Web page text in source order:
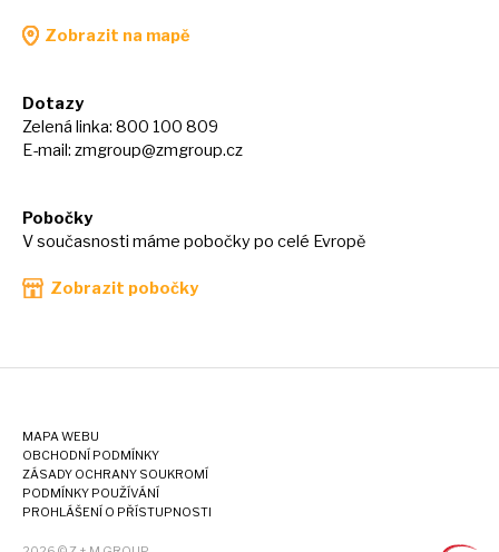
Zobrazit na mapě
Dotazy
Zelená linka: 800 100 809
E-mail: zmgroup@zmgroup.cz
Pobočky
V současnosti máme pobočky po celé Evropě
Zobrazit pobočky
MAPA WEBU
OBCHODNÍ PODMÍNKY
ZÁSADY OCHRANY SOUKROMÍ
PODMÍNKY POUŽÍVÁNÍ
PROHLÁŠENÍ O PŘÍSTUPNOSTI